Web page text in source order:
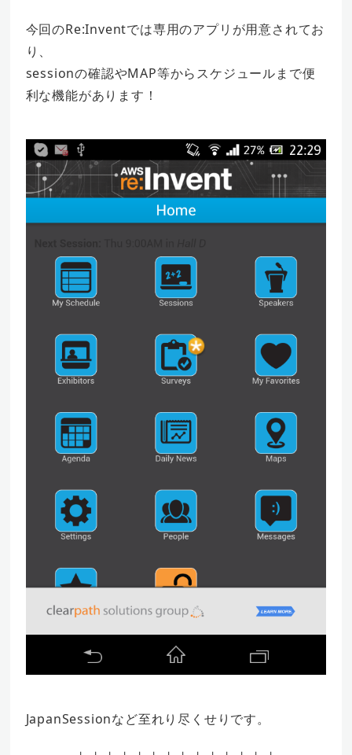
今回のRe:Inventでは専用のアプリが用意されてお
り、
sessionの確認やMAP等からスケジュールまで便
利な機能があります！
JapanSessionなど至れり尽くせりです。